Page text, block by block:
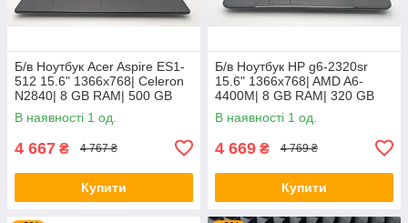
Б/в Ноутбук Acer Aspire ES1-
512 15.6" 1366x768| Celeron
N2840| 8 GB RAM| 500 GB
HDD| HD
В наявності 1 од.
4 667 ₴ 4 767 ₴
Купити
Б/в Ноутбук HP g6-2320sr
15.6" 1366x768| AMD A6-
4400M| 8 GB RAM| 320 GB
HDD| Radeon HD 7520G
В наявності 1 од.
4 669 ₴ 4 769 ₴
Купити